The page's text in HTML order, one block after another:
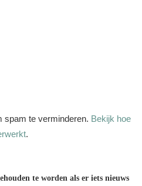
spam te verminderen. Bekijk hoe
.
te worden als er iets nieuws